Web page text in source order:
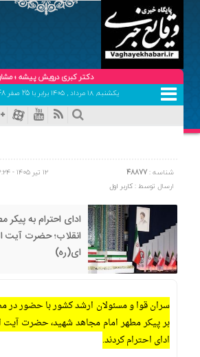
دکتر کبری درویش پیشه ؛ مشاور
یکشنبه, ۱۸ مرداد , ۱۴۰۵ برابر با 25 صفر 1448 - Sunday, 9 August , 2026
شناسه :48877
۱۲ تیر ۱۴۰۵ - ۲۳:۲۴
ارسال توسط :کاربر اول
ادای احترام به پیکر
انقلاب؛ حضرت آیت
ای(ره)
سران قوا و مسئولان ارشد کشور با حضور در
بر پیکر مطهر امام مجاهد شهید، حضرت آیت
ادای احترام کردند.